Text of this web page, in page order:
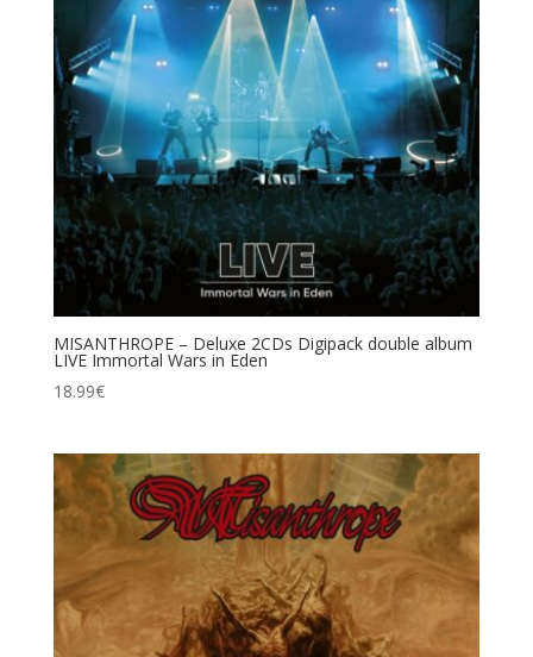
MISANTHROPE – Deluxe 2CDs Digipack double album
LIVE Immortal Wars in Eden
18.99€